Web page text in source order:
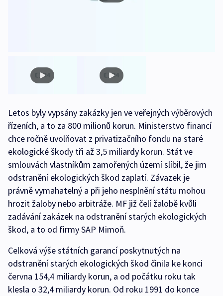
Letos byly vypsány zakázky jen ve veřejných výběrových
řízeních, a to za 800 milionů korun. Ministerstvo financí
chce ročně uvolňovat z privatizačního fondu na staré
ekologické škody tři až 3,5 miliardy korun. Stát ve
smlouvách vlastníkům zamořených území slíbil, že jim
odstranění ekologických škod zaplatí. Závazek je
právně vymahatelný a při jeho nesplnění státu mohou
hrozit žaloby nebo arbitráže. MF již čelí žalobě kvůli
zadávání zakázek na odstranění starých ekologických
škod, a to od firmy SAP Mimoň.
Celková výše státních garancí poskytnutých na
odstranění starých ekologických škod činila ke konci
června 154,4 miliardy korun, a od počátku roku tak
klesla o 32,4 miliardy korun. Od roku 1991 do konce